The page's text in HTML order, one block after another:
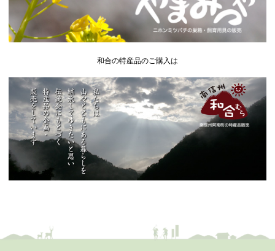
和合の特産品のご購入は